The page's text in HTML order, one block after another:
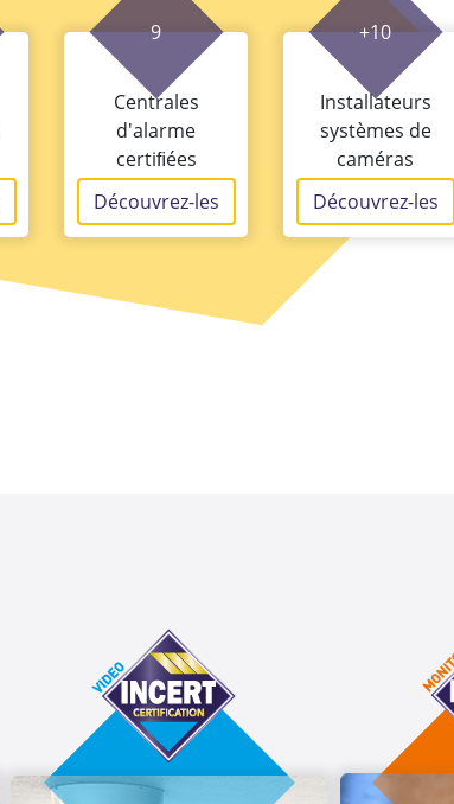
9
Centrales
d'alarme
certiﬁées
Découvrez-les
+10
Installateurs
systèmes de
caméras
Découvrez-les